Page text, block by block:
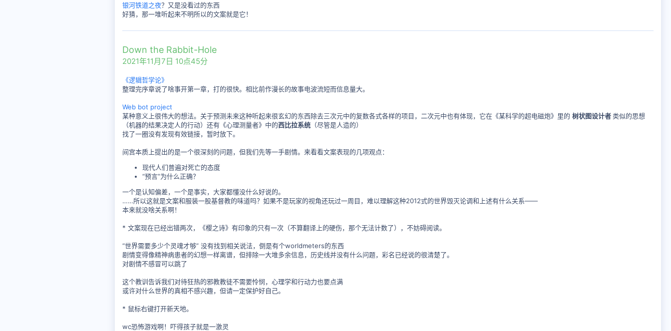
银河铁道之夜？又是没看过的东西
好猜，那一堆听起来不明所以的文案就是它！
Down the Rabbit-Hole
2021年11月7日 10点45分
《逻辑哲学论》
整理完序章说了啥事开第一章，打的很快。相比前作漫长的故事电波流短而信息量大。
Web bot project
某种意义上很伟大的想法。关于预测未来这种听起来很玄幻的东西除去三次元中的复数各式各样的项目，二次元中也有体现，它在《某科学的超电磁炮》里的 树状图设计者类似的思想
（机器的结果决定人的行动）还有《心理测量者》中的西比拉系统 （尽管是人造的）
找了一圈没有发现有效链接，暂时放下。
间宫本质上提出的是一个很深刻的问题，但我们先等一手剧情。来看看文案表现的几项观点：
现代人们普遍对死亡的态度
“预言”为什么正确？
一个是认知偏差，一个是事实，大家都懂没什么好说的。
……所以这就是文案和服装一股基督教的味道吗？如果不是玩家的视角还玩过一周目，难以理解这种2012式的世界毁灭论调和上述有什么关系——
本来就没啥关系啊！
* 文案现在已经出错两次，《樱之诗》有印象的只有一次（不算翻译上的硬伤，那个无法计数了），不妨碍阅读。
“世界需要多少个灵魂才够” 没有找到相关说法，倒是有个worldmeters的东西
剧情变得像精神病患者的幻想一样离谱，但排除一大堆多余信息，历史线并没有什么问题，彩名已经说的很清楚了。
对剧情不感冒可以跳了
这个教训告诉我们对待狂热的邪教教徒不需要怜悯，心理学和行动力也要点满
或许对什么世界的真相不感兴趣，但请一定保护好自己。
* 鼠标右键打开新天地。
wc恐怖游戏啊！吓得孩子就是一激灵